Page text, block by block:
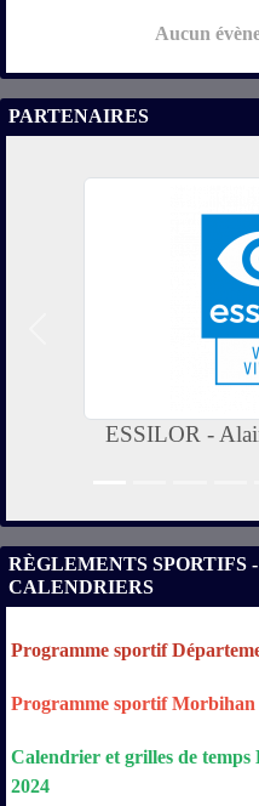
Aucun
PARTENAIRES
ESSILOR -
RÈGLEMENTS SPORTIFS
CALENDRIERS
Programme sportif
Programme sportif Morbihan
Calendrier et grilles de temps
2024